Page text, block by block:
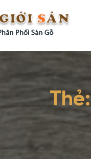
Thẻ: